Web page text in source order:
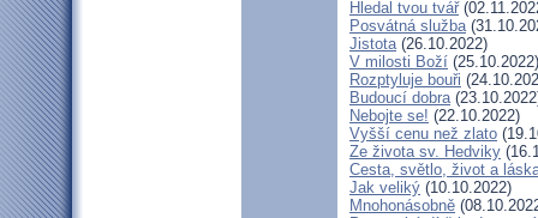
Hledal tvou tvář
Posvátná služba
Jistota(26.10.2022)
V milosti Boží (25.10.2022)
Rozptyluje bouři
Budoucí dobra
Nebojte se! (22.10.2022)
Vyšší cenu než zlato
Ze života sv. Hedviky
Cesta, světlo, život a
Jak veliký (10.10.2022)
Mnohonásobně